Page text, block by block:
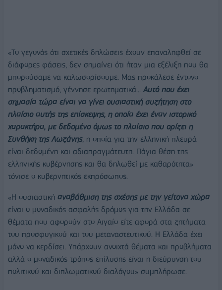
«Το γεγονός ότι σχετικές δηλώσεις έχουν επαναληφθεί σε
διάφορες φάσεις, δεν σημαίνει ότι ήταν μια εξέλιξη που θα
μπορούσαμε να καλωσορίσουμε. Μας προκάλεσε έντονο
προβληματισμό, γέννησε ερωτηματικά... Αυτό που έχει
σημασία τώρα είναι να γίνει ουσιαστική συζήτηση στο
πλαίσιο αυτής της επίσκεψης, η οποία έχει έναν ιστορικό
χαρακτήρα, με δεδομένο όμως το πλαίσιο που ορίζει η
Συνθήκη της Λωζάνης, η οποία για την ελληνική πλευρά
είναι δεδομένη και αδιαπραγμάτευτη. Πάγια θέση της
ελληνικής κυβέρνησης και θα δηλωθεί με καθαρότητα»
τόνισε ο κυβερνητικός εκπρόσωπος.
«Η ουσιαστική αναβάθμιση της σχέσης με την γείτονα χώρα
είναι ο μοναδικός ασφαλής δρόμος για την Ελλάδα σε
θέματα που αφορούν στο Αιγαίο είτε αφορά στα ζητήματα
του προσφυγικού και του μεταναστευτικού. Η Ελλάδα έχει
μόνο να κερδίσει. Υπάρχουν ανοιχτά θέματα και προβλήματα
αλλά ο μοναδικός τρόπος επίλυσης είναι η διεύρυνση του
πολιτικού και διπλωματικού διαλόγου» συμπλήρωσε.